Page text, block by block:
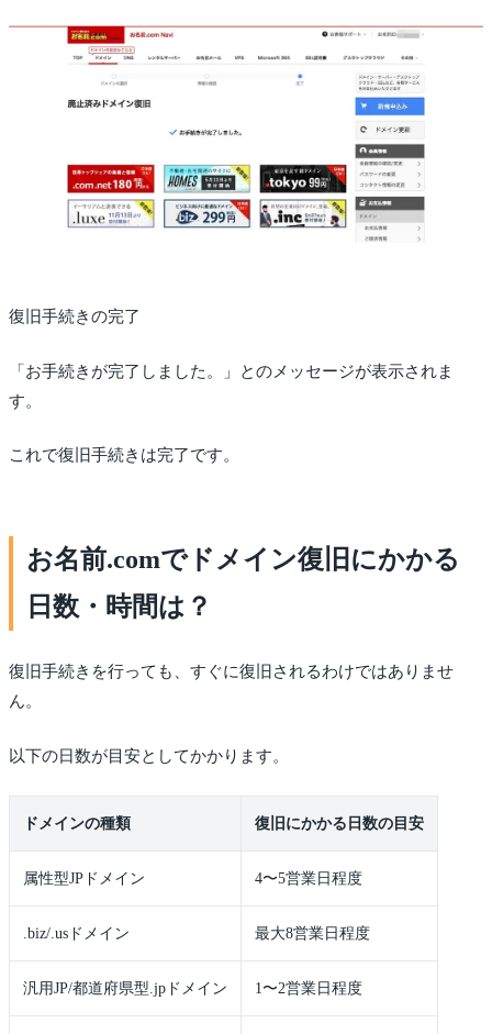
復旧手続きの完了
「お手続きが完了しました。」とのメッセージが表示されま
す。
これで復旧手続きは完了です。
お名前.comでドメイン復旧にかかる
日数・時間は？
復旧手続きを行っても、すぐに復旧されるわけではありませ
ん。
以下の日数が目安としてかかります。
ドメインの種類 復旧にかかる日数の目安
属性型JPドメイン 4〜5営業日程度
.biz/.usドメイン 最大8営業日程度
汎用JP/都道府県型.jpドメイン 1〜2営業日程度